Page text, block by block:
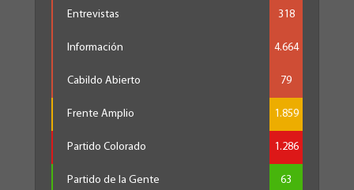
Entrevistas 318
Información 4.664
Cabildo Abierto 79
Frente Amplio 1.859
Partido Colorado 1.286
Partido de la Gente 63